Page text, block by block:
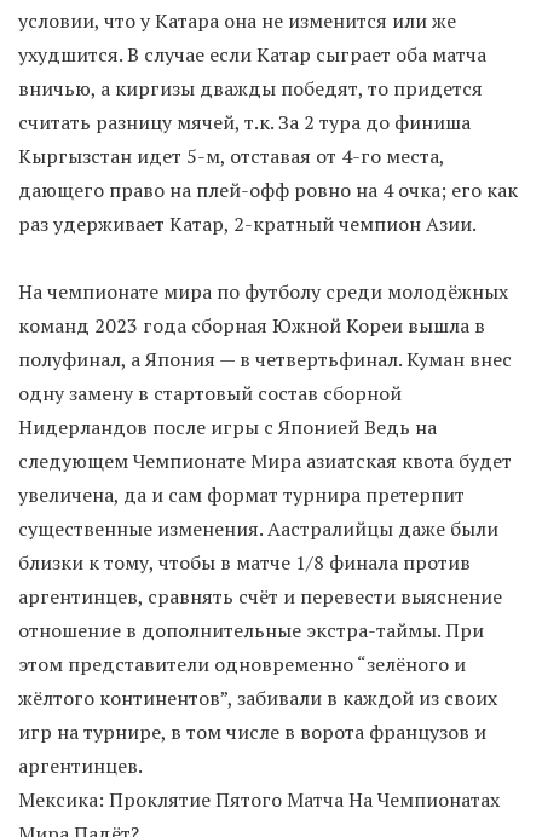
условии, что у Катара она не изменится или же
ухудшится. В случае если Катар сыграет оба матча
вничью, а киргизы дважды победят, то придется
считать разницу мячей, т.к. За 2 тура до финиша
Кыргызстан идет 5-м, отставая от 4-го места,
дающего право на плей-офф ровно на 4 очка; его как
раз удерживает Катар, 2-кратный чемпион Азии.
На чемпионате мира по футболу среди молодёжных
команд 2023 года сборная Южной Кореи вышла в
полуфинал, а Япония — в четвертьфинал. Куман внес
одну замену в стартовый состав сборной
Нидерландов после игры с Японией Ведь на
следующем Чемпионате Мира азиатская квота будет
увеличена, да и сам формат турнира претерпит
существенные изменения. Аастралийцы даже были
близки к тому, чтобы в матче 1/8 финала против
аргентинцев, сравнять счёт и перевести выяснение
отношение в дополнительные экстра-таймы. При
этом представители одновременно “зелёного и
жёлтого континентов”, забивали в каждой из своих
игр на турнире, в том числе в ворота французов и
аргентинцев.
Мексика: Проклятие Пятого Матча На Чемпионатах